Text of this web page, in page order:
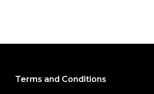
Terms and Conditions